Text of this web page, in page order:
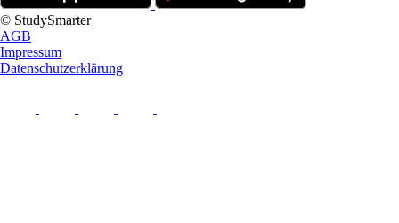
© StudySmarter
AGB
Impressum
Datenschutzerklärung